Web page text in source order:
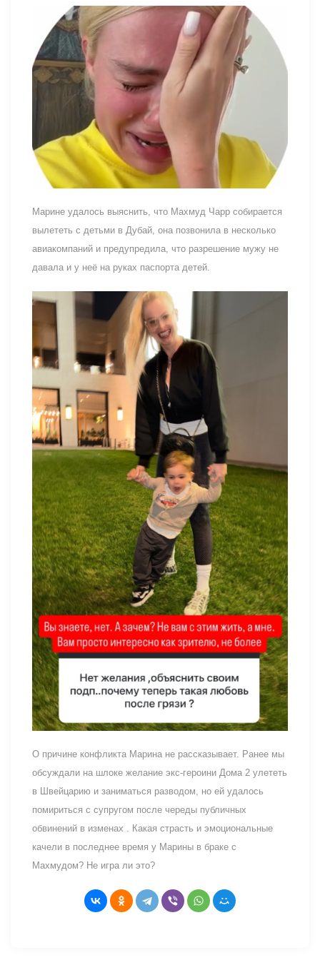
Марине удалось выяснить, что Махмуд Чарр собирается
вылететь с детьми в Дубай, она позвонила в несколько
авиакомпаний и предупредила, что разрешение мужу не
давала и у неё на руках паспорта детей.
О причине конфликта Марина не рассказывает. Ранее мы
обсуждали на шлоке желание экс-героини Дома 2 улететь
в Швейцарию и заниматься разводом, но ей удалось
помириться с супругом после череды публичных
обвинений в изменах . Какая страсть и эмоциональные
качели в последнее время у Марины в браке с
Махмудом? Не игра ли это?